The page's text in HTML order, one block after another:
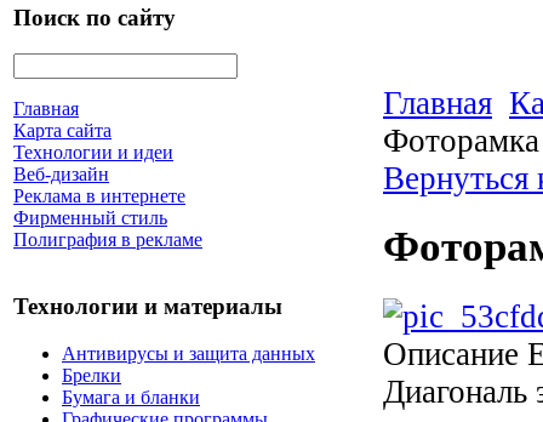
Поиск по сайту
Главная
Карта сайта
Технологии и идеи
Веб-дизайн
Реклама в интернете
Фирменный стиль
Полиграфия в рекламе
Технологии и материалы
Антивирусы и защита данных
Брелки
Бумага и бланки
Главная
Описание